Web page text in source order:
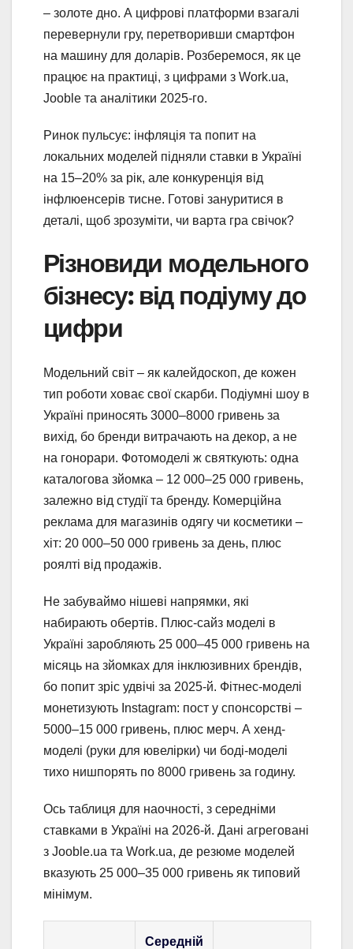
– золоте дно. А цифрові платформи взагалі
перевернули гру, перетворивши смартфон
на машину для доларів. Розберемося, як це
працює на практиці, з цифрами з Work.ua,
Jooble та аналітики 2025-го.
Ринок пульсує: інфляція та попит на
локальних моделей підняли ставки в Україні
на 15–20% за рік, але конкуренція від
інфлюенсерів тисне. Готові зануритися в
деталі, щоб зрозуміти, чи варта гра свічок?
Різновиди модельного
бізнесу: від подіуму до
цифри
Модельний світ – як калейдоскоп, де кожен
тип роботи ховає свої скарби. Подіумні шоу в
Україні приносять 3000–8000 гривень за
вихід, бо бренди витрачають на декор, а не
на гонорари. Фотомоделі ж святкують: одна
каталогова зйомка – 12 000–25 000 гривень,
залежно від студії та бренду. Комерційна
реклама для магазинів одягу чи косметики –
хіт: 20 000–50 000 гривень за день, плюс
роялті від продажів.
Не забуваймо нішеві напрямки, які
набирають обертів. Плюс-сайз моделі в
Україні заробляють 25 000–45 000 гривень на
місяць на зйомках для інклюзивних брендів,
бо попит зріс удвічі за 2025-й. Фітнес-моделі
монетизують Instagram: пост у спонсорстві –
5000–15 000 гривень, плюс мерч. А хенд-
моделі (руки для ювелірки) чи боді-моделі
тихо нишпорять по 8000 гривень за годину.
Ось таблиця для наочності, з середніми
ставками в Україні на 2026-й. Дані агреговані
з Jooble.ua та Work.ua, де резюме моделей
вказують 25 000–35 000 гривень як типовий
мінімум.
Середній